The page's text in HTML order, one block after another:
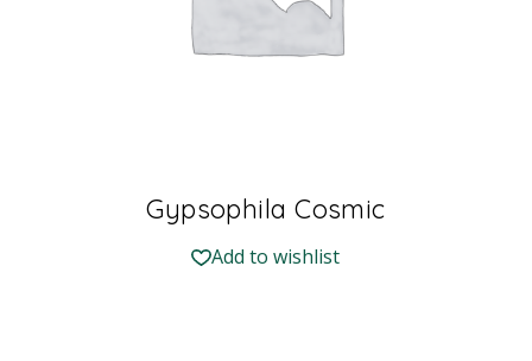
Gypsophila Cosmic
Add to wishlist